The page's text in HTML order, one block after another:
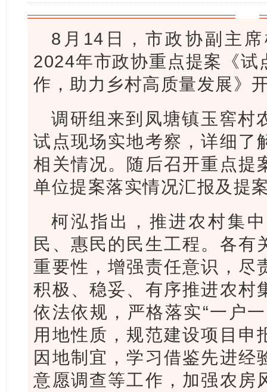
8月14日，市政协副主
2024年市政协重点提案《
作，助力乡村高质量发展》
调研组来到凤塘镇玉窖村
试点现场实地考察，详细了
相关情况。随后召开重点提
单位提案落实情况汇报及提
柯泓指出，推进农村集
民、惠民的民生工程。各有
重要性，增强责任意识，尽
积极、稳妥、有序推进农村
依法依规，严格落实“一户
用地性质，规范建设项目申
因地制宜，学习借鉴先进经
意愿调查等工作，加强农房